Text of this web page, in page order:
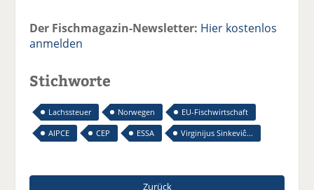
Der Fischmagazin-Newsletter: Hier kostenlos
anmelden
Stichworte
Lachssteuer Norwegen
EU-Fischwirtschaft
AIPCE
CEP ESSA Virginijus Sinkeviĉ...
Zurück